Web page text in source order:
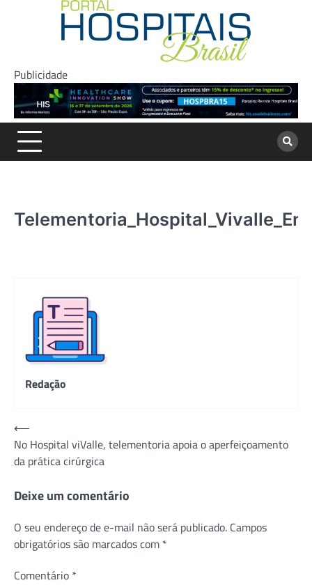
Publicidade
Redação
Navegação
de
Post
⟵
No Hospital viValle, telementoria apoia o aperfeiçoamento
da prática cirúrgica
Deixe um comentário
O seu endereço de e-mail não será publicado. Campos
obrigatórios são marcados com *
Comentário *